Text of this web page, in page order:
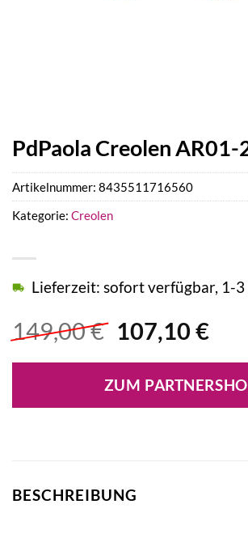
PdPaola Creolen
149,00€
war:
149,00 €
107,10 €
ist:
Lieferzeit: sofort verfügbar, 1-
ZUM
Artikelnummer: 8435511716560
Kategorie: Creolen
BESCHREIBUNG